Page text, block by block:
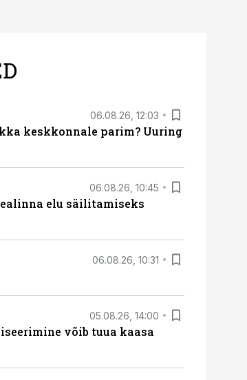
06.08.26, 12:03
keskkonnale parim? Uuring
06.08.26, 10:45
elu säilitamiseks
06.08.26, 10:31
05.08.26, 14:00
võib tuua kaasa